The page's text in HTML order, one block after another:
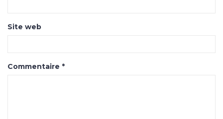
Site web
Commentaire *